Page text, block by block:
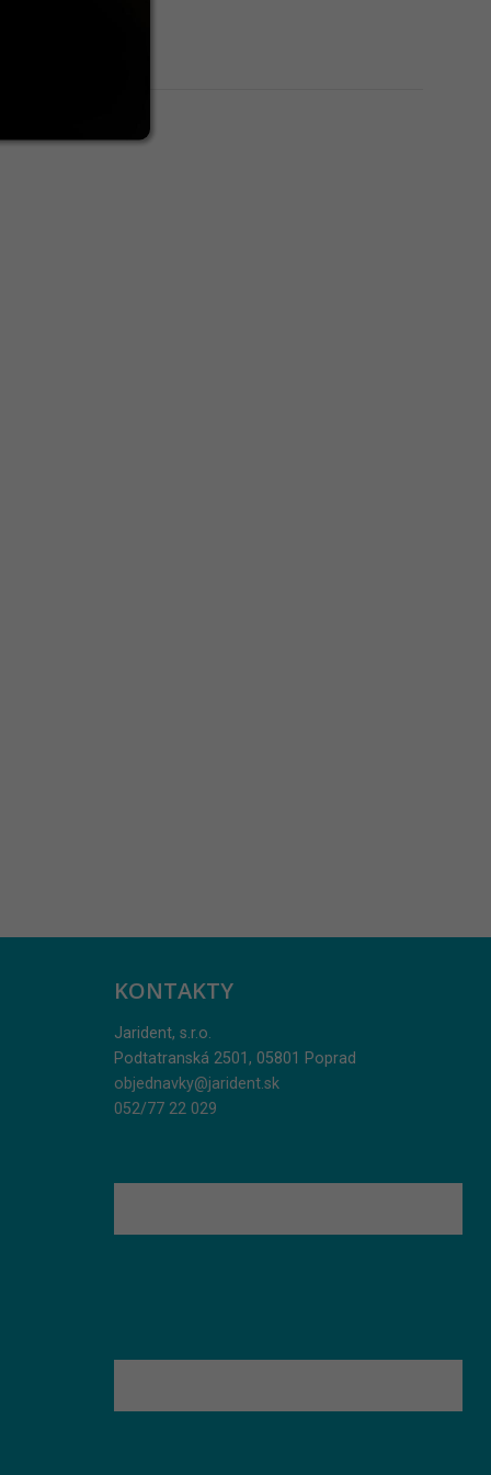
KONTAKTY
Jarident, s.r.o.
Podtatranská 2501, 05801 Poprad
objednavky@jarident.sk
052/77 22 029